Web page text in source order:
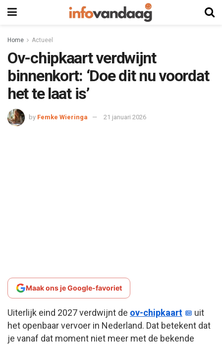
Home Actueel
Ov-chipkaart verdwijnt
binnenkort: ‘Doe dit nu voordat
het te laat is’
by Femke Wieringa 21 januari 2026
Maak ons je Google-favoriet
Uiterlijk eind 2027 verdwijnt de ov-chipkaart
uit
het openbaar vervoer in Nederland. Dat betekent dat
je vanaf dat moment niet meer met de bekende